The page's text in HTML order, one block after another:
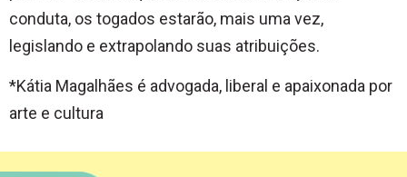
conduta, os togados estarão, mais uma vez,
legislando e extrapolando suas atribuições.
*Kátia Magalhães é advogada, liberal e apaixonada por
arte e cultura